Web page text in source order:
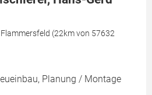
(22km von 57632
Planung / Montage